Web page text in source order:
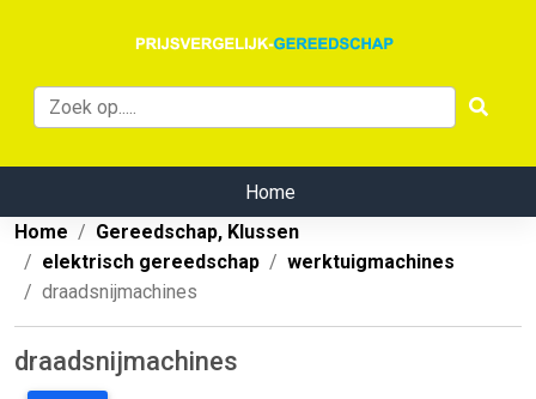
Home
Home
Gereedschap, Klussen
elektrisch gereedschap
werktuigmachines
draadsnijmachines
draadsnijmachines